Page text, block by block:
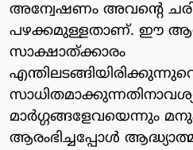
അന്വേഷണം അവന്റെ
പഴക്കമുള്ളതാണ്. ഈ
സാക്ഷാത്ക്കാരം
മാര്‍ഗ്ഗങ്ങളേവയെന്നും
ആരംഭിച്ചപ്പോള്‍